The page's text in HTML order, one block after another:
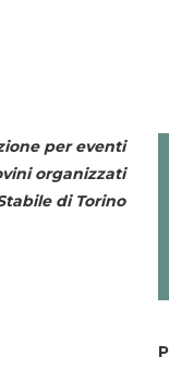
per eventi
organizzati
di Torino